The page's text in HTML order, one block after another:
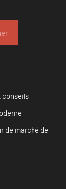
conseils
de marché de